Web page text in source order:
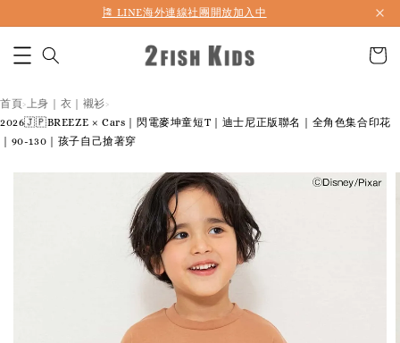
🎏 LINE海外連線社團開放加入中
首頁›上身｜衣｜襯衫›
2026🇯🇵BREEZE × Cars｜閃電麥坤童短T｜迪士尼正版聯名｜全角色集合印花
｜90-130｜孩子自己搶著穿